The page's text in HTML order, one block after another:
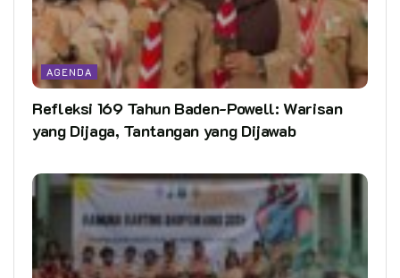
AGENDA
Refleksi 169 Tahun Baden-Powell: Warisan
yang Dijaga, Tantangan yang Dijawab